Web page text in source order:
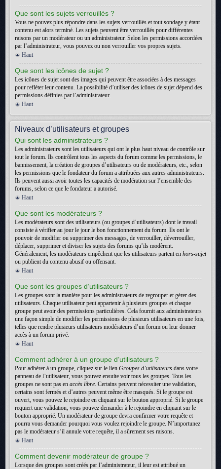
Que sont les sujets verrouillés ?
Vous ne pouvez plus répondre dans les sujets verrouillés et tout sondage y étant
contenu est alors terminé. Les sujets peuvent être verrouillés pour différentes
raisons par un modérateur ou un administrateur. Selon les permissions accordées
par l’administrateur, vous pouvez ou non verrouiller vos propres sujets.
Haut
Que sont les icônes de sujet ?
Les icônes de sujet sont des images qui peuvent être associées à des messages
pour refléter leur contenu. La possibilité d’utiliser des icônes de sujet dépend des
permissions définies par l’administrateur.
Haut
Niveaux d’utilisateurs et groupes
Qui sont les administrateurs ?
Les administrateurs sont les utilisateurs qui ont le plus haut niveau de contrôle sur
tout le forum. Ils contrôlent tous les aspects du forum comme les permissions, le
bannissement, la création de groupes d’utilisateurs ou de modérateurs, etc., selon
les permissions que le fondateur du forum a attribuées aux autres administrateurs.
Ils peuvent aussi avoir toutes les capacités de modération sur l’ensemble des
forums, selon ce que le fondateur a autorisé.
Haut
Que sont les modérateurs ?
Les modérateurs sont des utilisateurs (ou groupes d’utilisateurs) dont le travail
consiste à vérifier au jour le jour le bon fonctionnement du forum. Ils ont le
pouvoir de modifier ou supprimer des messages, de verrouiller, déverrouiller,
déplacer, supprimer et diviser les sujets des forums qu’ils modèrent.
Généralement, les modérateurs empêchent que les utilisateurs partent en hors-sujet
ou publient du contenu abusif ou offensant.
Haut
Que sont les groupes d’utilisateurs ?
Les groupes sont la manière pour les administrateurs de regrouper et gérer des
utilisateurs. Chaque utilisateur peut appartenir à plusieurs groupes et chaque
groupe peut avoir des permissions particulières. Cela fournit aux administrateurs
une façon simple de modifier les permissions de plusieurs utilisateurs en une fois,
telles que rendre plusieurs utilisateurs modérateurs d’un forum ou leur donner
accès à un forum privé.
Haut
Comment adhérer à un groupe d’utilisateurs ?
Pour adhérer à un groupe, cliquez sur le lien Groupes d’utilisateurs dans votre
panneau de l’utilisateur, vous pouvez ensuite voir tous les groupes. Tous les
groupes ne sont pas en accès libre. Certains peuvent nécessiter une validation,
certains sont fermés et d’autres peuvent même être masqués. Si le groupe est
ouvert, vous pouvez le rejoindre en cliquant sur le bouton approprié. Si le groupe
requiert une validation, vous pouvez demander à le rejoindre en cliquant sur le
bouton approprié. Un modérateur de groupe devra confirmer votre requête et
pourra vous demander pourquoi vous voulez rejoindre le groupe. N’importunez
pas le modérateur s’il annule votre requête, il a sûrement ses raisons.
Haut
Comment devenir modérateur de groupe ?
Lorsque des groupes sont créés par l’administrateur, il leur est attribué un